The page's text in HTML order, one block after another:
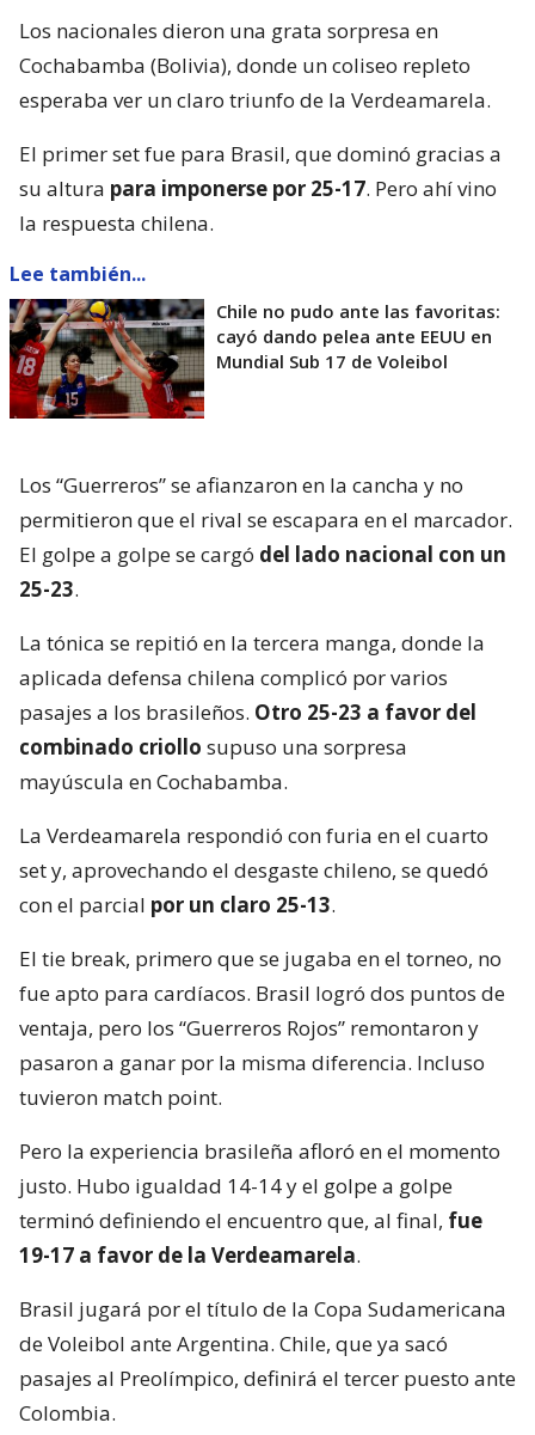
Los nacionales dieron una grata sorpresa en
Cochabamba (Bolivia), donde un coliseo repleto
esperaba ver un claro triunfo de la Verdeamarela.
El primer set fue para Brasil, que dominó gracias a
su altura para imponerse por 25-17. Pero ahí vino
la respuesta chilena.
Lee también...
Chile no pudo ante las favoritas:
cayó dando pelea ante EEUU en
Mundial Sub 17 de Voleibol
Los “Guerreros” se afianzaron en la cancha y no
permitieron que el rival se escapara en el marcador.
El golpe a golpe se cargó del lado nacional con un
25-23.
La tónica se repitió en la tercera manga, donde la
aplicada defensa chilena complicó por varios
pasajes a los brasileños. Otro 25-23 a favor del
combinado criollo supuso una sorpresa
mayúscula en Cochabamba.
La Verdeamarela respondió con furia en el cuarto
set y, aprovechando el desgaste chileno, se quedó
con el parcial por un claro 25-13.
El tie break, primero que se jugaba en el torneo, no
fue apto para cardíacos. Brasil logró dos puntos de
ventaja, pero los “Guerreros Rojos” remontaron y
pasaron a ganar por la misma diferencia. Incluso
tuvieron match point.
Pero la experiencia brasileña afloró en el momento
justo. Hubo igualdad 14-14 y el golpe a golpe
terminó definiendo el encuentro que, al final, fue
19-17 a favor de la Verdeamarela.
Brasil jugará por el título de la Copa Sudamericana
de Voleibol ante Argentina. Chile, que ya sacó
pasajes al Preolímpico, definirá el tercer puesto ante
Colombia.